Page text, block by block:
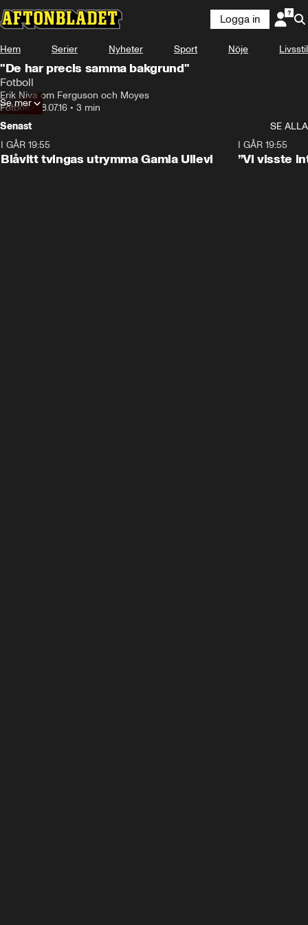
Logga in
Hem Serier Nyheter Sport Nöje Livsstil
"De har precis samma bakgrund"
Fotboll
Erik Niva om Ferguson och Moyes
Fotboll•18.07.16 • 3 min
Se mer
Senast
SE ALLA
I GÅR 19:55
Blåvitt tvingas utrymma Gamla Ullevi
I GÅR 19:55
”Vi visste